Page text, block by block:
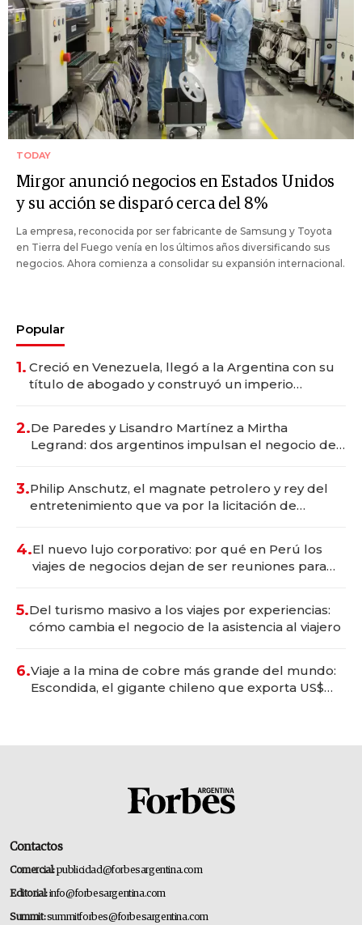
TODAY
Mirgor anunció negocios en Estados Unidos
y su acción se disparó cerca del 8%
La empresa, reconocida por ser fabricante de Samsung y Toyota
en Tierra del Fuego venía en los últimos años diversificando sus
negocios. Ahora comienza a consolidar su expansión internacional.
Popular
1. Creció en Venezuela, llegó a la Argentina con su
título de abogado y construyó un imperio
2.De Paredes y Lisandro Martínez a Mirtha
Legrand: dos argentinos impulsan el negocio del
3.Philip Anschutz, el magnate petrolero y rey del
entretenimiento que va por la licitación de
4.El nuevo lujo corporativo: por qué en Perú los
viajes de negocios dejan de ser reuniones para
5.Del turismo masivo a los viajes por experiencias:
cómo cambia el negocio de la asistencia al viajero
6.Viaje a la mina de cobre más grande del mundo:
Escondida, el gigante chileno que exporta US$
Contactos
Comercial:publicidad@forbesargentina.com
Editorial:info@forbesargentina.com
Summit:summitforbes@forbesargentina.com